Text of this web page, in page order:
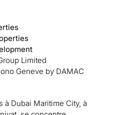
Limited
Geneve by DAMAC
à Dubai Maritime City, à